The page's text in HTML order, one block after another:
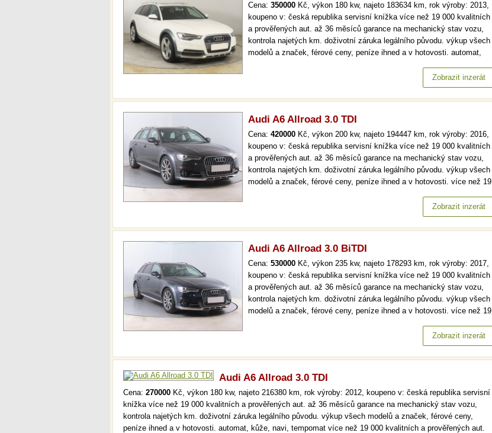
Cena: 350000 Kč, výkon 180 kw, najeto 183634 km, rok výroby: 2013,
koupeno v: česká republika servisní knížka více než 19 000 kvalitních
a prověřených aut. až 36 měsíců garance na mechanický stav vozu,
kontrola najetých km. doživotní záruka legálního původu. výkup všech
modelů a značek, férové ceny, peníze ihned a v hotovosti. automat,
aut. až 36 měsíců garance na mechanický stav vozu,…Zobrazit inzerát
Audi A6 Allroad 3.0 TDI
Cena: 420000 Kč, výkon 200 kw, najeto 194447 km, rok výroby: 2016,
koupeno v: česká republika servisní knížka více než 19 000 kvalitních
a prověřených aut. až 36 měsíců garance na mechanický stav vozu,
kontrola najetých km. doživotní záruka legálního původu. výkup všech
modelů a značek, férové ceny, peníze ihned a v hotovosti. více než 19
mechanický stav vozu, kontrola najetých km. doživotní záruka…
Zobrazit inzerát
Audi A6 Allroad 3.0 BiTDI
Cena: 530000 Kč, výkon 235 kw, najeto 178293 km, rok výroby: 2017,
koupeno v: česká republika servisní knížka více než 19 000 kvalitních
a prověřených aut. až 36 měsíců garance na mechanický stav vozu,
kontrola najetých km. doživotní záruka legálního původu. výkup všech
modelů a značek, férové ceny, peníze ihned a v hotovosti. více než 19
mechanický stav vozu, kontrola najetých km. doživotní záruka…
Zobrazit inzerát
Audi A6 Allroad 3.0 TDI
Cena: 270000 Kč, výkon 180 kw, najeto 216380 km, rok výroby: 2012, koupeno v: česká republika servisní
knížka více než 19 000 kvalitních a prověřených aut. až 36 měsíců garance na mechanický stav vozu,
kontrola najetých km. doživotní záruka legálního původu. výkup všech modelů a značek, férové ceny,
peníze ihned a v hotovosti. automat, kůže, navi, tempomat více než 19 000 kvalitních a prověřených aut.